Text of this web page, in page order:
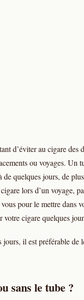
d’éviter au cigare des
ou voyages. Un
quelques jours, de
lors d’un voyage,
pour le mettre dans
votre cigare quelques
il est préférable de
sans le tube ?